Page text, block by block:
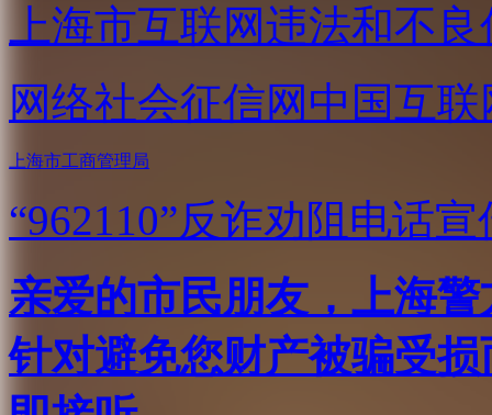
上海市互联网违法和不
网络社会征信网 中国互
上海市工商管理局
“962110”反诈劝阻电话宣
亲爱的市民朋友，上海
针对避免您财产被骗受